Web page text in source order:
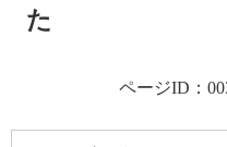
た
ページID：